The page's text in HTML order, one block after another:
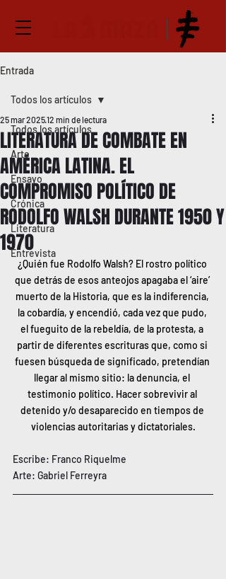
Entrada
Todos los artículos
Arte
Ensayo
Crónica
Literatura
Entrevista
Todos los artículos
LITERATURA DE COMBATE EN
AMÉRICA LATINA. EL
COMPROMISO POLÍTICO DE
RODOLFO WALSH DURANTE 1950 Y
1970
25 mar 202512 min de lectura
¿Quién fue Rodolfo Walsh? El rostro político
que detrás de esos anteojos apagaba el ‘aire’
muerto de la Historia, que es la indiferencia,
la cobardía, y encendió, cada vez que pudo,
el fueguito de la rebeldía, de la protesta, a
partir de diferentes escrituras que, como si
fuesen búsqueda de significado, pretendían
llegar al mismo sitio: la denuncia, el
testimonio político. Hacer sobrevivir al
detenido y/o desaparecido en tiempos de
violencias autoritarias y dictatoriales.
Escribe: Franco Riquelme
Arte: Gabriel Ferreyra